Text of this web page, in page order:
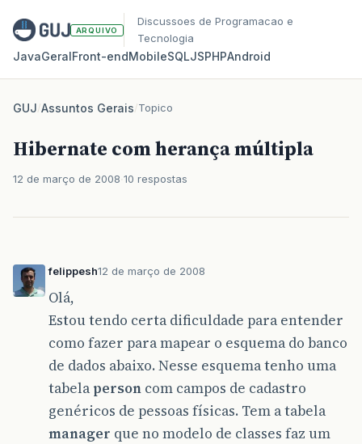
ARQUIVO
Discussoes de Programacao e
Tecnologia
JavaGeralFront‑endMobileSQLJSPHPAndroid
GUJ/Assuntos Gerais/Topico
Hibernate com herança múltipla
12 de março de 2008 10 respostas
felippesh12 de março de 2008
Olá,
Estou tendo certa dificuldade para entender
como fazer para mapear o esquema do banco
de dados abaixo. Nesse esquema tenho uma
tabela person com campos de cadastro
genéricos de pessoas físicas. Tem a tabela
manager que no modelo de classes faz um